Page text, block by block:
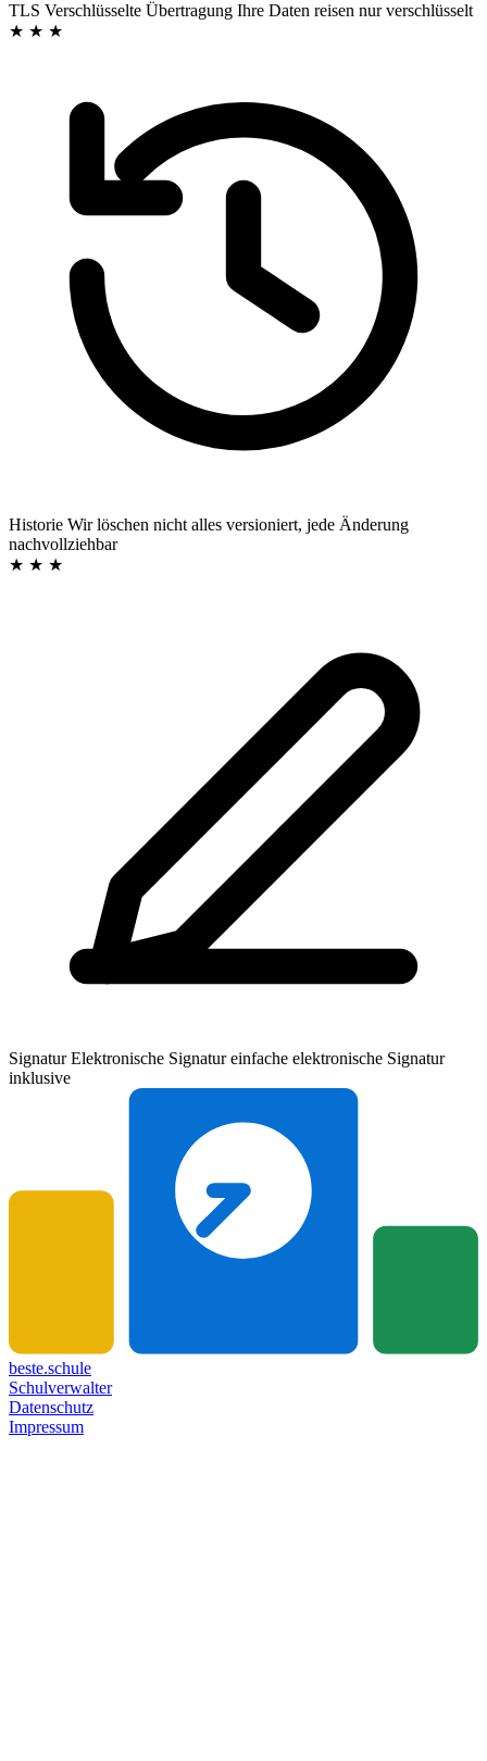
TLS Verschlüsselte Übertragung Ihre Daten reisen nur verschlüsselt
★ ★ ★
Historie Wir löschen nicht alles versioniert, jede Änderung
nachvollziehbar
★ ★ ★
Signatur Elektronische Signatur einfache elektronische Signatur
inklusive
beste.schule
Schulverwalter
Datenschutz
Impressum